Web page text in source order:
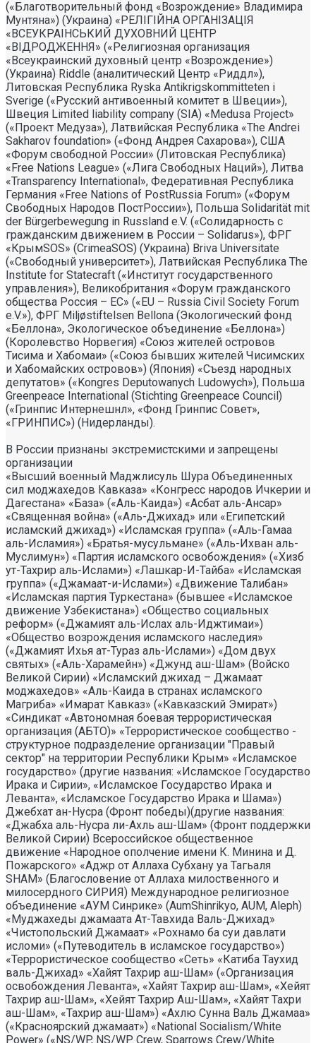
(«Благотворительный фонд «Возрождение» Владимира
Мунтяна») (Украина) «РЕЛIГIЙНА ОРГАНIЗАЦIЯ
«ВСЕУКРАIНСЬКИЙ ДУХОВНИЙ ЦЕНТР
«ВIДРОДЖЕННЯ» («Религиозная организация
«Всеукраинский духовный центр «Возрождение»)
(Украина) Riddle (аналитический Центр «Риддл»),
Литовская Республика Ryska Antikrigskommitteten i
Sverige («Русский антивоенный комитет в Швеции»),
Швеция Limited liability company (SIA) «Medusa Project»
(«Проект Медуза»), Латвийская Республика «The Andrei
Sakharov foundation» («Фонд Андрея Сахарова»), США
«Форум свободной России» (Литовская Республика)
«Free Nations League» («Лига Свободных Наций»), Литва
«Transparеncy International», Федеративная Республика
Германия «Free Nations of PostRussia Forum» («Форум
Свободных Народов ПостРоссии»), Польша Solidarität mit
der Bürgerbewegung in Russland e.V. («Солидарность с
гражданским движением в России – Solidarus»), ФРГ
«КрымSOS» (CrimeaSOS) (Украина) Briva Universitate
(«Свободный университет»), Латвийская Республика The
Institute for Statecraft («Институт государственного
управления»), Великобритания «Форум гражданского
общества Россия – ЕС» («EU – Russia Civil Society Forum
e.V.»), ФРГ Miljøstiftelsen Bellona (Экологический фонд
«Беллона», Экологическое объединение «Беллона»)
(Королевство Норвегия) «Союз жителей островов
Тисима и Хабомаи» («Союз бывших жителей Чисимских
и Хабомайских островов») (Япония) «Съезд народных
депутатов» («Kongres Deputowanych Ludowych»), Польша
Greenpeace International (Stichting Greenpeace Council)
(«Гринпис Интернешнл», «Фонд Гринпис Совет»,
«ГРИНПИС») (Нидерланды).
В России признаны экстремистскими и запрещены
организации
«Высший военный Маджлисуль Шура Объединенных
сил моджахедов Кавказа» «Конгресс народов Ичкерии и
Дагестана» «База» («Аль-Каида») «Асбат аль-Ансар»
«Священная война» («Аль-Джихад» или «Египетский
исламский джихад») «Исламская группа» («Аль-Гамаа
аль-Исламия») «Братья-мусульмане» («Аль-Ихван аль-
Муслимун») «Партия исламского освобождения» («Хизб
ут-Тахрир аль-Ислами») «Лашкар-И-Тайба» «Исламская
группа» («Джамаат-и-Ислами») «Движение Талибан»
«Исламская партия Туркестана» (бывшее «Исламское
движение Узбекистана») «Общество социальных
реформ» («Джамият аль-Ислах аль-Иджтимаи»)
«Общество возрождения исламского наследия»
(«Джамият Ихья ат-Тураз аль-Ислами») «Дом двух
святых» («Аль-Харамейн») «Джунд аш-Шам» (Войско
Великой Сирии) «Исламский джихад – Джамаат
моджахедов» «Аль-Каида в странах исламского
Магриба» «Имарат Кавказ» («Кавказский Эмират»)
«Синдикат «Автономная боевая террористическая
организация (АБТО)» «Террористическое сообщество -
структурное подразделение организации "Правый
сектор" на территории Республики Крым» «Исламское
государство» (другие названия: «Исламское Государство
Ирака и Сирии», «Исламское Государство Ирака и
Леванта», «Исламское Государство Ирака и Шама»)
Джебхат ан-Нусра (Фронт победы)(другие названия:
«Джабха аль-Нусра ли-Ахль аш-Шам» (Фронт поддержки
Великой Сирии) Всероссийское общественное
движение «Народное ополчение имени К. Минина и Д.
Пожарского» «Аджр от Аллаха Субхану уа Тагьаля
SHAM» (Благословение от Аллаха милоственного и
милосердного СИРИЯ) Международное религиозное
объединение «АУМ Синрике» (AumShinrikyo, AUM, Aleph)
«Муджахеды джамаата Ат-Тавхида Валь-Джихад»
«Чистопольский Джамаат» «Рохнамо ба суи давлати
исломи» («Путеводитель в исламское государство»)
«Террористическое сообщество «Сеть» «Катиба Таухид
валь-Джихад» «Хайят Тахрир аш-Шам» («Организация
освобождения Леванта», «Хайят Тахрир аш-Шам», «Хейят
Тахрир аш-Шам», «Хейят Тахрир Аш-Шам», «Хайят Тахри
аш-Шам», «Тахрир аш-Шам») «Ахлю Сунна Валь Джамаа»
(«Красноярский джамаат») «National Socialism/White
Power» («NS/WP, NS/WP Crew, Sparrows Crew/White